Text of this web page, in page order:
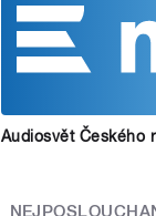
Audiosvět Českého